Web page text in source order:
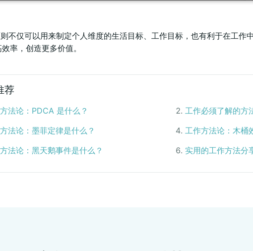
不仅可以用来制定个人维度的生活目标、工作目标，也有利于在工作
率，创造更多价值。
荐
法论：PDCA 是什么？ 2. 工作必须了解的方
法论：墨菲定律是什么？
4. 工作方法论：木桶
法论：黑天鹅事件是什么？
6. 实用的工作方法分